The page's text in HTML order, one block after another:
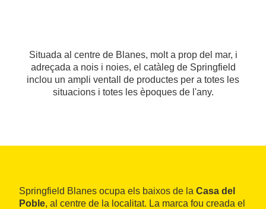
Situada al centre de Blanes, molt a prop del mar, i
adreçada a nois i noies, el catàleg de Springfield
inclou un ampli ventall de productes per a totes les
situacions i totes les èpoques de l'any.
Springfield Blanes ocupa els baixos de la Casa del
Poble, al centre de la localitat. La marca fou creada el